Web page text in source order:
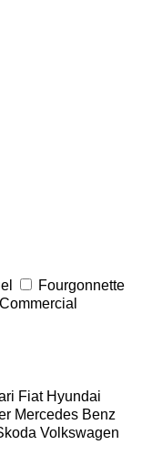
Fourgonnette
Commercial
Fiat Hyundai
Mercedes Benz
Volkswagen